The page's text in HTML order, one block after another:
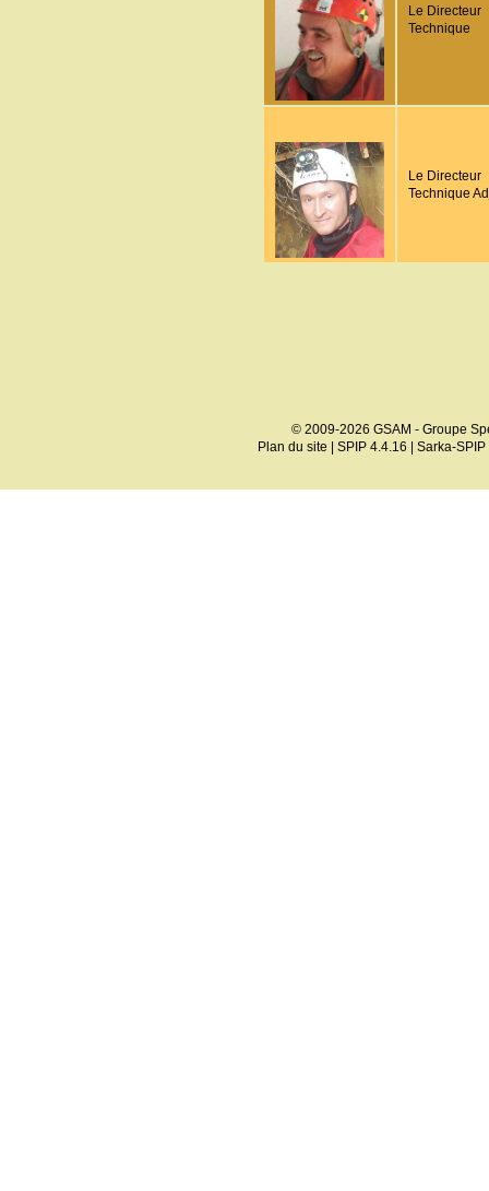
Le Directeur
Technique
Le Directeur
Technique
© 2009-2026 GSAM - Groupe
Plan du site
SPIP 4.4.16 Sarka-SPIP